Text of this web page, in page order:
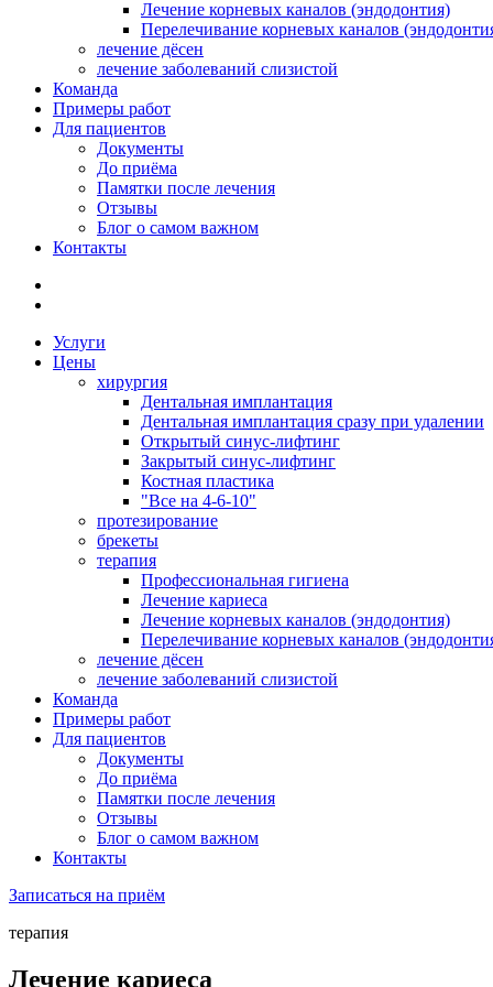
Лечение корневых каналов (эндодонтия)
Перелечивание корневых каналов
лечение дёсен
лечение заболеваний слизистой
Команда
Примеры работ
Для пациентов
Документы
До приёма
Памятки после лечения
Отзывы
Блог о самом важном
Контакты
Услуги
Цены
хирургия
Дентальная имплантация
Дентальная имплантация сразу при удалении
Открытый синус-лифтинг
Закрытый синус-лифтинг
Костная пластика
"Все на 4-6-10"
протезирование
брекеты
терапия
Профессиональная гигиена
Лечение кариеса
Лечение корневых каналов (эндодонтия)
Перелечивание корневых каналов
лечение дёсен
лечение заболеваний слизистой
Команда
Примеры работ
Для пациентов
Документы
До приёма
Памятки после лечения
Отзывы
Блог о самом важном
Контакты
Записаться на приём
терапия
Лечение кариеса